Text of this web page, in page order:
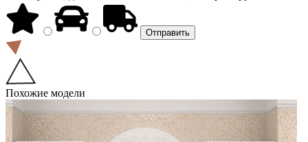
Похожие модели